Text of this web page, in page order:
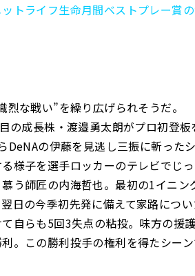
トライフ生命月間ベストプレー賞
烈な戦い”を繰り広げられそうだ。
の成長株・渡邉勇太朗がプロ初登
DeNAの伊藤を見逃し三振に斬った
様子を選手ロッカーのテレビでじ
う師匠の内海哲也。最初の1イニ
翌日の今季初先発に備えて家路につ
自らも5回3失点の粘投。味方の援
。この勝利投手の権利を得たシー